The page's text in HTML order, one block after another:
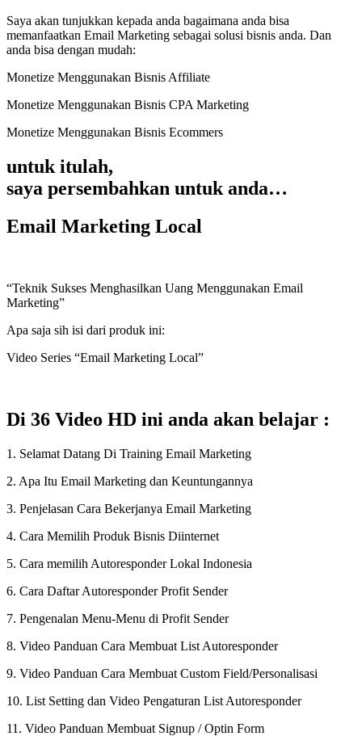
Saya akan tunjukkan kepada anda bagaimana anda bisa
memanfaatkan Email Marketing sebagai solusi bisnis anda. Dan
anda bisa dengan mudah:
Monetize Menggunakan Bisnis Affiliate
Monetize Menggunakan Bisnis CPA Marketing
Monetize Menggunakan Bisnis Ecommers
untuk itulah,
saya persembahkan untuk anda…
Email Marketing Local
“Teknik Sukses Menghasilkan Uang Menggunakan Email
Marketing”
Apa saja sih isi dari produk ini:
Video Series “Email Marketing Local”
Di 36 Video HD ini anda akan belajar :
1. Selamat Datang Di Training Email Marketing
2. Apa Itu Email Marketing dan Keuntungannya
3. Penjelasan Cara Bekerjanya Email Marketing
4. Cara Memilih Produk Bisnis Diinternet
5. Cara memilih Autoresponder Lokal Indonesia
6. Cara Daftar Autoresponder Profit Sender
7. Pengenalan Menu-Menu di Profit Sender
8. Video Panduan Cara Membuat List Autoresponder
9. Video Panduan Cara Membuat Custom Field/Personalisasi
10. List Setting dan Video Pengaturan List Autoresponder
11. Video Panduan Membuat Signup / Optin Form